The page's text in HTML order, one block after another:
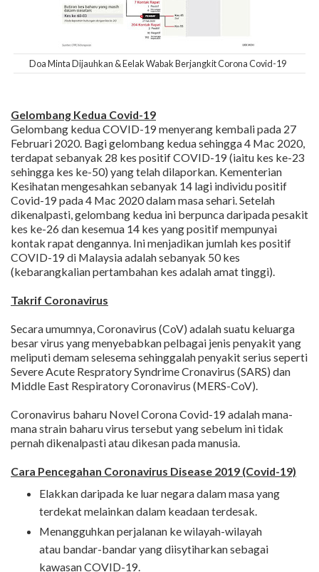
Doa Minta Dijauhkan & Eelak Wabak Berjangkit Corona Covid-19
Gelombang Kedua Covid-19
Gelombang kedua COVID-19 menyerang kembali pada 27
Februari 2020. Bagi gelombang kedua sehingga 4 Mac 2020,
terdapat sebanyak 28 kes positif COVID-19 (iaitu kes ke-23
sehingga kes ke-50) yang telah dilaporkan. Kementerian
Kesihatan mengesahkan sebanyak 14 lagi individu positif
Covid-19 pada 4 Mac 2020 dalam masa sehari. Setelah
dikenalpasti, gelombang kedua ini berpunca daripada pesakit
kes ke-26 dan kesemua 14 kes yang positif mempunyai
kontak rapat dengannya. Ini menjadikan jumlah kes positif
COVID-19 di Malaysia adalah sebanyak 50 kes
(kebarangkalian pertambahan kes adalah amat tinggi).
Takrif Coronavirus
Secara umumnya, Coronavirus (CoV) adalah suatu keluarga
besar virus yang menyebabkan pelbagai jenis penyakit yang
meliputi demam selesema sehinggalah penyakit serius seperti
Severe Acute Respratory Syndrime Cronavirus (SARS) dan
Middle East Respiratory Coronavirus (MERS-CoV).
Coronavirus baharu Novel Corona Covid-19 adalah mana-
mana strain baharu virus tersebut yang sebelum ini tidak
pernah dikenalpasti atau dikesan pada manusia.
Cara Pencegahan Coronavirus Disease 2019 (Covid-19)
Elakkan daripada ke luar negara dalam masa yang
terdekat melainkan dalam keadaan terdesak.
Menangguhkan perjalanan ke wilayah-wilayah
atau bandar-bandar yang diisytiharkan sebagai
kawasan COVID-19.